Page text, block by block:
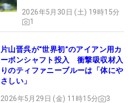
2026年5月30日 (土) 19時15分
1
片山晋呉が“世界初”のアイアン用カ
ーボンシャフト投入 衝撃吸収材入
りのティファニーブルーは「体にや
さしい」
2026年5月29日 (金) 11時15分 3